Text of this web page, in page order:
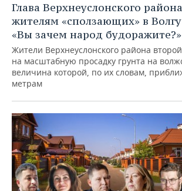
ХОККЕЙ С МЯЧОМ
ПРОИСШЕСТВИЯ
Глава Верхнеуслонского
жителям «сползающих» в
«Вы зачем народ будоражите?»
Жители Верхнеуслонского района
на масштабную просадку грунта на
величина которой, по их словам,
метрам